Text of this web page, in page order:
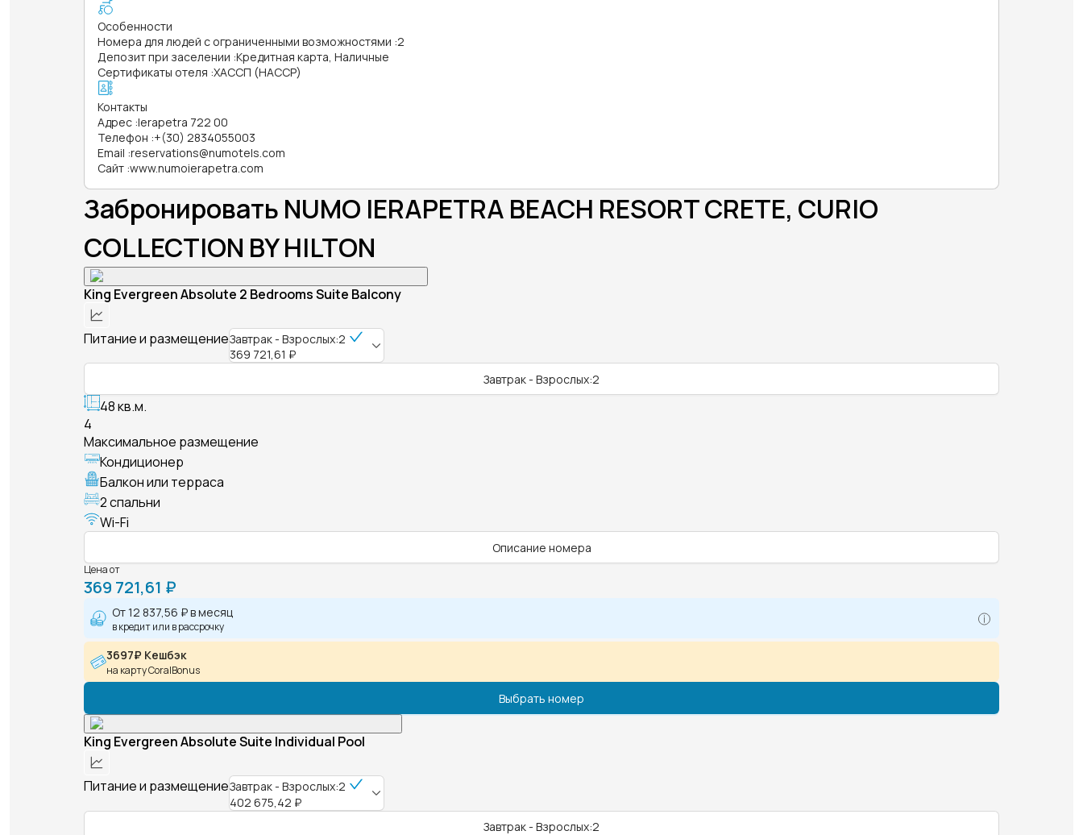
Особенности
Номера для людей с ограниченными возможностями :2
Депозит при заселении :Кредитная карта, Наличные
Сертификаты отеля :ХАССП (HACCP)
Контакты
Адрес :Ierapetra 722 00
Телефон :+(30) 2834055003
Email :reservations@numotels.com
Сайт :www.numoierapetra.com
Забронировать NUMO IERAPETRA BEACH RESORT CRETE, CURIO
COLLECTION BY HILTON
King Evergreen Absolute 2 Bedrooms Suite Balcony
Питание и размещениеЗавтрак - Взрослых:2
369 721,61 ₽
Завтрак - Взрослых:2
48 кв.м.
4
Максимальное размещение
Кондиционер
Балкон или терраса
2 спальни
Wi-Fi
Описание номера
Цена от
369 721,61 ₽
От12 837,56 ₽в месяц
в кредит или в рассрочку
3697₽ Кешбэк
на карту CoralBonus
Выбрать номер
King Evergreen Absolute Suite Individual Pool
Питание и размещениеЗавтрак - Взрослых:2
402 675,42 ₽
Завтрак - Взрослых:2